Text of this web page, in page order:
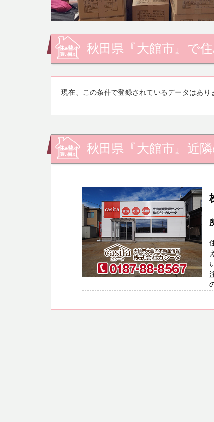
秋田県『大館市』で
現在、この条件で登録されているデータはあり
秋田県『大館市』近